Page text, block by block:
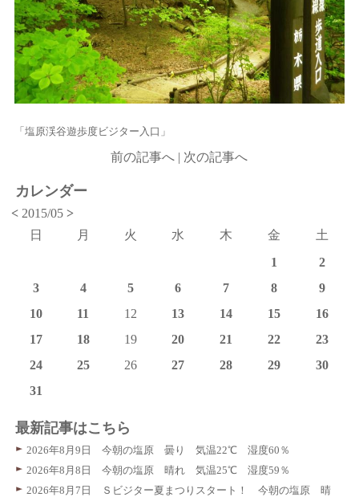
「塩原渓谷遊歩度ビジター入口」
前の記事へ | 次の記事へ
カレンダー
< 2015/05>
日
月 火 水 木 金
土
1
2
3
4 5 6 7 8
9
10
11 12 13 14 15
16
17
18 19 20 21 22
23
24
25 26 27 28 29
30
31
最新記事はこちら
2026年8月9日 今朝の塩原 曇り 気温22℃ 湿度60％
2026年8月8日 今朝の塩原 晴れ 気温25℃ 湿度59％
2026年8月7日 Ｓビジター夏まつりスタート！ 今朝の塩原 晴